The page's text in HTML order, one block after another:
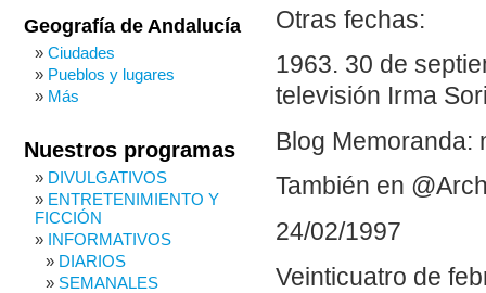
Otras fechas:
1963. 30 de
televisión Irma
Blog Memoranda:
También en
24/02/1997
Veinticuatro de
Geografía de Andalucía
Ciudades
Pueblos y lugares
Más
Nuestros programas
DIVULGATIVOS
ENTRETENIMIENTO Y
FICCIÓN
INFORMATIVOS
DIARIOS
SEMANALES